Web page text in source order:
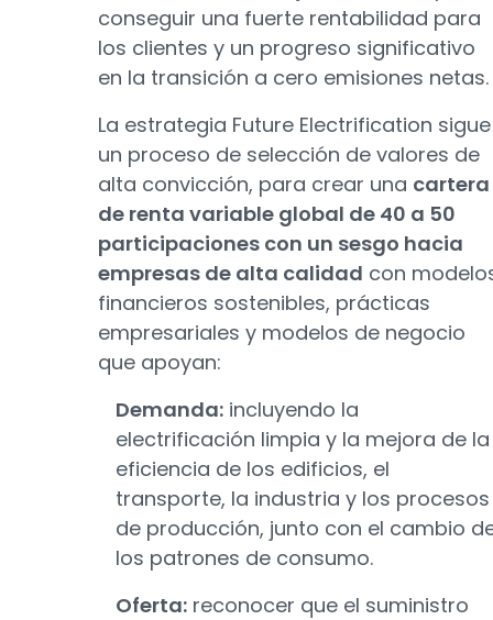
conseguir una fuerte rentabilidad para
los clientes y un progreso significativo
en la transición a cero emisiones netas.
La estrategia Future Electrification sigue
un proceso de selección de valores de
alta convicción, para crear una cartera
de renta variable global de 40 a 50
participaciones con un sesgo hacia
empresas de alta calidad con
financieros sostenibles, prácticas
empresariales y modelos de negocio
que apoyan:
Demanda: incluyendo la
electrificación limpia y la mejora de la
eficiencia de los edificios, el
transporte, la industria y los procesos
de producción, junto con el cambio
los patrones de consumo.
Oferta: reconocer que el suministro